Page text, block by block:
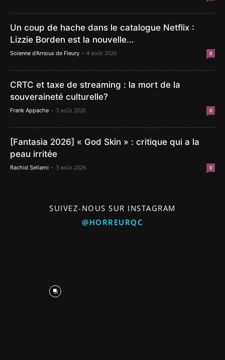
Un coup de hache dans le catalogue Netflix :
Lizzie Borden est la nouvelle...
Solenne d'Arnoux de Fleury - 4 août 2026 0
CRTC et taxe de streaming : la mort de la
souveraineté culturelle?
Frank Appache - 3 août 2026 0
[Fantasia 2026] « God Skin » : critique qui a la
peau irritée
Rachid Sellami - 3 août 2026 0
SUIVEZ-NOUS SUR INSTAGRAM
@HORREURQC